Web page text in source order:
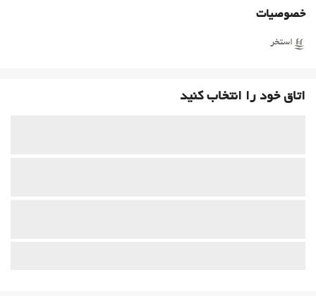
خصوصیات
استخر
اتاق خود را انتخاب کنید